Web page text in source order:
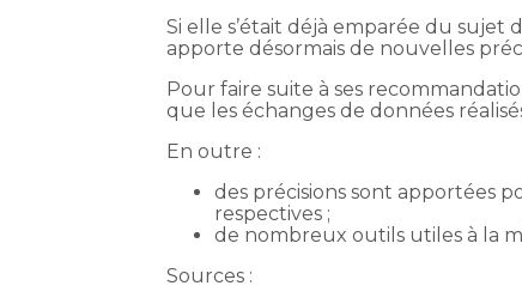
Si elle s’était déjà emparée du sujet
apporte désormais de nouvelles
Pour faire suite à ses
que les échanges de données
En outre :
des précisions sont apportées
respectives ;
de nombreux outils utiles à la
Sources :